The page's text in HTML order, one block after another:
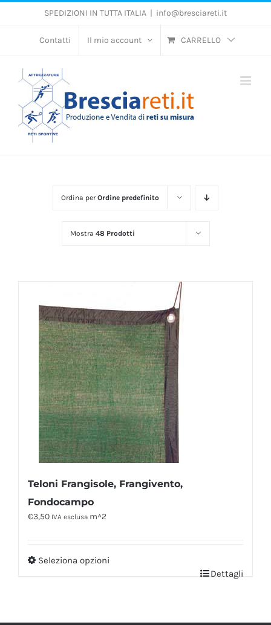
Salta
SPEDIZIONI IN TUTTA ITALIA | info@bresciareti.it
Contatti Il mio account CARRELLO
Ordina perOrdine predefinito
Mostra 48 Prodotti
Teloni Frangisole, Frangivento,
Fondocampo
€3,50 IVA esclusa m^2
Seleziona opzioni
Dettagli